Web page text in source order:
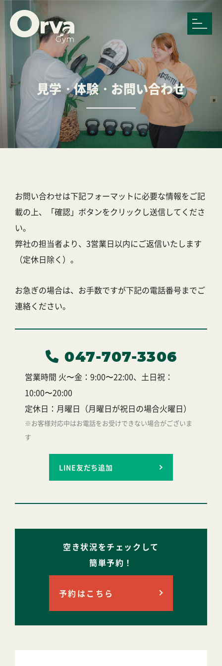
見学・体験・お問い合わせ
お問い合わせは下記フォーマットに必要な情報をご記
載の上、「確認」ボタンをクリックし送信してくださ
い。
弊社の担当者より、3営業日以内にご返信いたします
（定休日除く）。
お急ぎの場合は、お手数ですが下記の電話番号までご
連絡ください。
047-707-3306
営業時間 火〜金：9:00〜22:00、土日祝：
10:00〜20:00
定休日：月曜日（月曜日が祝日の場合火曜日）
※お客様対応中はお電話をお受けできない場合がございま
す
LINE友だち追加
空き状況をチェックして
簡単予約！
予約はこちら